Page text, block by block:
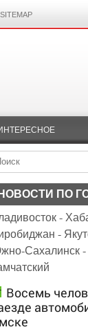
НОВОСТИ ПО
-
-
Сахалинск-
Восемь